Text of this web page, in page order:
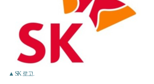
▲ SK 로고.